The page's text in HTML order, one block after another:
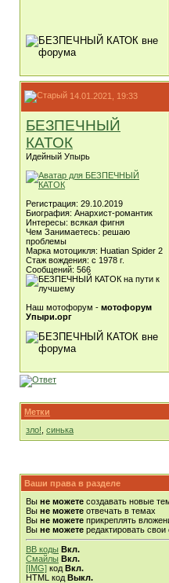
14.01.2021, 19:33
БЕЗПЕЧНЫЙ
КАТОК
Идейный Упырь
Регистрация: 29.10.2019
Биография: Анархист-романтик
Интересы: всякая фигня
Чем Занимаетесь: решаю
проблемы
Марка мотоцикля: Huatian Spider 2
Стаж вождения: с 1978 г.
Сообщений: 566
Наш мотофорум - мотофорум
Упыри.орг
Метки
зло! синька
Ваши права в разделе
Вы не можете создавать новые
Вы не можете отвечать в темах
Вы не можете прикреплять
Вы не можете редактировать
BB коды Вкл.
Смайлы Вкл.
[IMG] код Вкл.
HTML код Выкл.